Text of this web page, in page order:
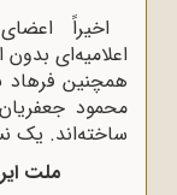
اخیراً
اعلامیه‌ای
همچنین فرهاد
محمود
ساخته‌اند. یک
ملت